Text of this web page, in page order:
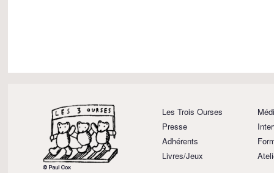
Les Trois Ourses
Presse
Adhérents
Livres/Jeux